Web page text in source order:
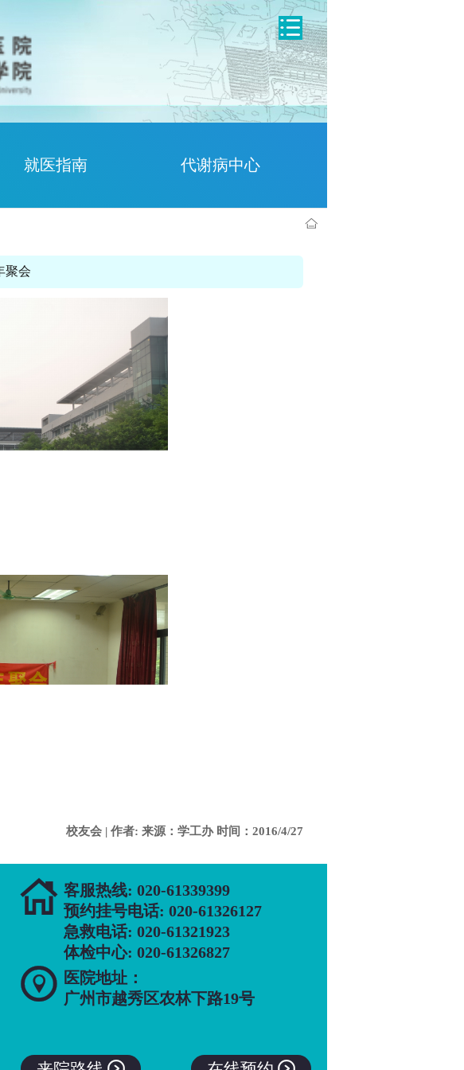
就医指南 代谢病中心
聚会
校友会 | 作者: 来源：学工办 时间：2016/4/27
 客服热线: 020-61339399
预约挂号电话: 020-61326127
急救电话: 020-61321923
体检中心: 020-61326827

医院地址：
广州市越秀区农林下路19号